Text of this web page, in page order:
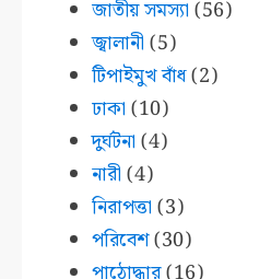
জাতীয় সমস্যা (56)
জ্বালানী (5)
টিপাইমুখ বাঁধ(2)
ঢাকা (10)
দুর্ঘটনা (4)
নারী (4)
নিরাপত্তা (3)
পরিবেশ(30)